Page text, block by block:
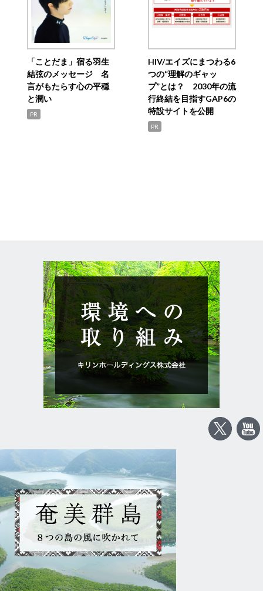
「ことだま」宿る羽生
結弦のメッセージ 名
言がもたらす心の平穏
と潤い
PR
HIV/エイズにまつわる6
つの“理解のギャッ
プ”とは？ 2030年の流
行終結を目指すGAP6の
特設サイトを公開
PR